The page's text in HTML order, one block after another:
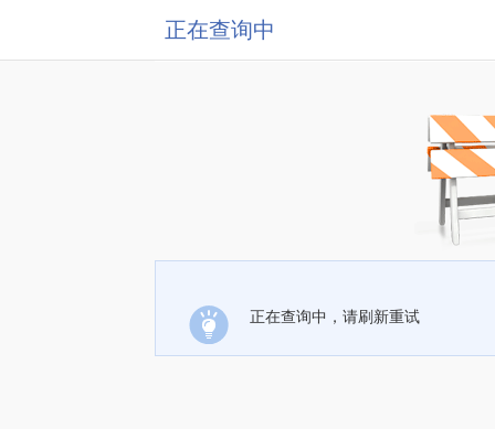
正在查询中
正在查询中，请刷新重试